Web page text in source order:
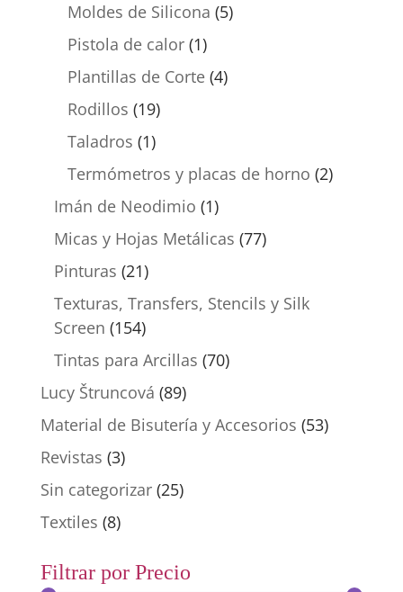
Moldes de Silicona (5)
Pistola de calor (1)
Plantillas de Corte (4)
Rodillos (19)
Taladros (1)
Termómetros y placas de horno (2)
Imán de Neodimio (1)
Micas y Hojas Metálicas (77)
Pinturas (21)
Texturas, Transfers, Stencils y Silk
Screen (154)
Tintas para Arcillas (70)
Lucy Štruncová (89)
Material de Bisutería y Accesorios (53)
Revistas (3)
Sin categorizar (25)
Textiles (8)
Filtrar por Precio